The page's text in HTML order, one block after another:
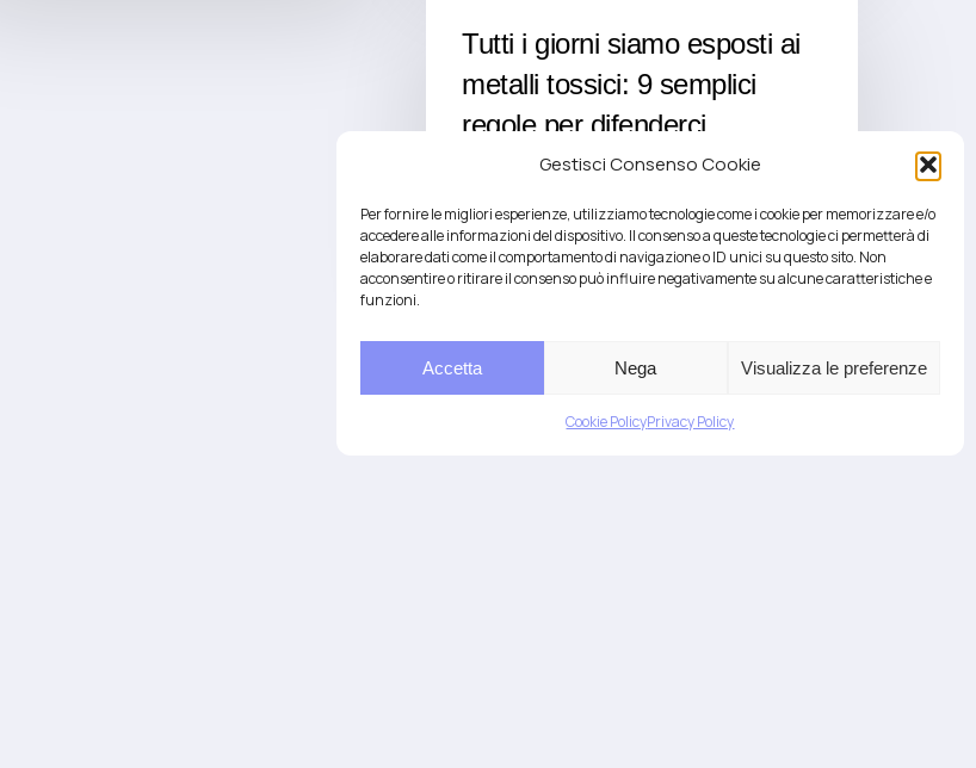
Gestisci Consenso Cookie
Per fornire le migliori esperienze, utilizziamo tecnologie come i cookie per memorizzare e/o
accedere alle informazioni del dispositivo. Il consenso a queste tecnologie ci permetterà di
elaborare dati come il comportamento di navigazione o ID unici su questo sito. Non
acconsentire o ritirare il consenso può influire negativamente su alcune caratteristiche e
funzioni.
Accetta Nega Visualizza le preferenze
Cookie PolicyPrivacy Policy
Tutti i giorni siamo esposti ai
metalli tossici: 9 semplici
regole per difenderci
1.Evita di frequentare strade trafficate e
ambienti fumosi: camminare fa bene
quindi, se puoi, cerca…
Cookie| created byArtwork